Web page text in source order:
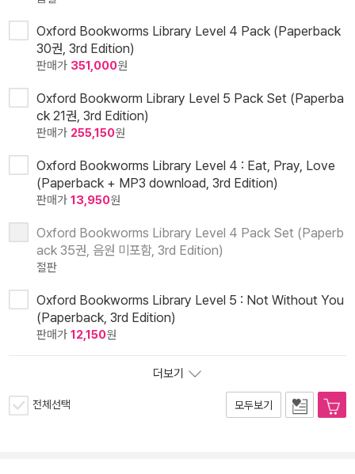
Oxford Bookworms Library Level 4 Pack (Paperback
30권, 3rd Edition)
판매가 351,000원
Oxford Bookworm Library Level 5 Pack Set (Paperba
ck 21권, 3rd Edition)
판매가 255,150원
Oxford Bookworms Library Level 4 : Eat, Pray, Love
(Paperback + MP3 download, 3rd Edition)
판매가 13,950원
Oxford Bookworms Library Level 4 Pack Set (Paperb
ack 35권, 음원 미포함, 3rd Edition)
절판
Oxford Bookworms Library Level 5 : Not Without You
(Paperback, 3rd Edition)
판매가 12,150원
더보기
전체선택 모두보기